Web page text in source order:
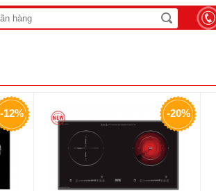
-12% -20%